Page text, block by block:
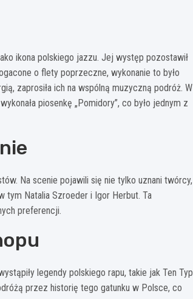
ikona polskiego jazzu. Jej występ pozostawił
o flety poprzeczne, wykonanie to było
zaprosiła ich na wspólną muzyczną podróż. W
piosenkę „Pomidory”, co było jednym z
Na scenie pojawili się nie tylko uznani twórcy,
tym Natalia Szroeder i Igor Herbut. Ta
preferencji.
legendy polskiego rapu, takie jak Ten Typ
przez historię tego gatunku w Polsce, co